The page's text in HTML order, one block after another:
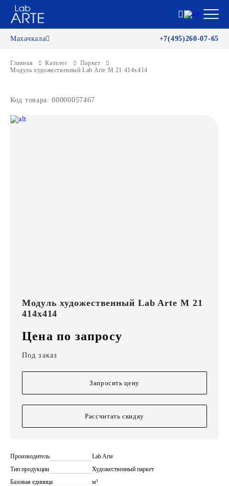
Махачкала +7(495)260-07-65
Главная Каталог
Паркет
Модуль художественный Lab Arte М 21 414х414
Код товара: 00000057467
Модуль художественный Lab Arte М 21
414х414
Цена по запросу
Под заказ
Запросить цену
Рассчитать скидку
Производитель
Lab Arte
Тип продукции
Художественный паркет
Базовая единица
м²